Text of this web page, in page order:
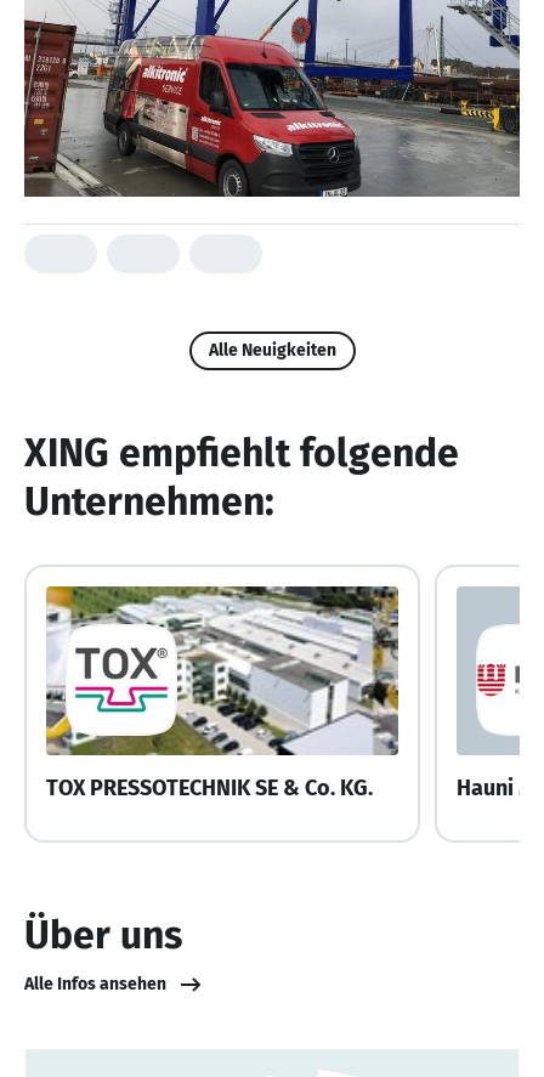
Alle Neuigkeiten
XING empfiehlt folgende
Unternehmen:
TOX PRESSOTECHNIK SE & Co. KG. Hauni
Über uns
Alle Infos ansehen